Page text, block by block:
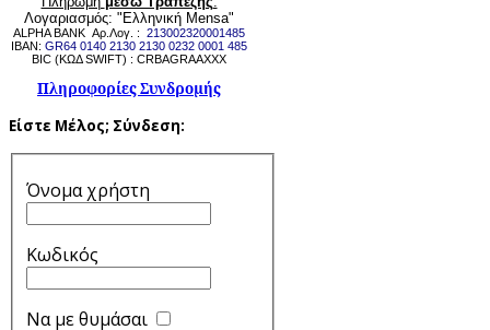
Λογαριασμός: "Ελληνική Mensa"
ALPHA BANK Αρ.Λογ. : 213002320001485
IBAN: GR64 0140 2130 2130 0232 0001 485
BIC (ΚΩΔ SWIFT) : CRBAGRAAXXX
Πληροφορίες Συνδρομής
Είστε Μέλος; Σύνδεση:
Όνομα χρήστη
Κωδικός
Να με θυμάσαι